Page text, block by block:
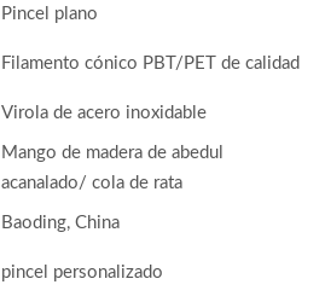
Pincel plano
Filamento cónico PBT/PET de calidad
Virola de acero inoxidable
Mango de madera de abedul
acanalado/ cola de rata
Baoding, China
pincel personalizado